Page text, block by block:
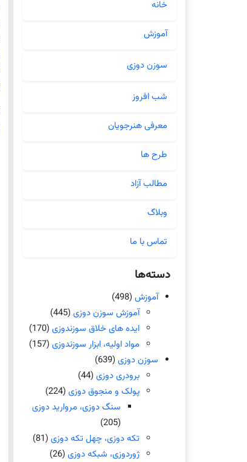
خانه
آموزش
سوزن دوزی
شب افروز
معرفی هنرجویان
طرح ها
مطالب آزاد
وبلاگ
تماس با ما
دسته‌ها
آموزش (498)
آموزش سوزن دوزی (445)
ایده های خلاق سوزندوزی (170)
مواد اولیه، ابزار سوزندوزی (157)
سوزن دوزی (639)
برودری دوزی (44)
پولک و منجوق دوزی (224)
سنگ دوزی، مروارید دوزی
(205)
تکه دوزی، چهل تکه دوزی (81)
ژوردوزی، شبکه دوزی (26)